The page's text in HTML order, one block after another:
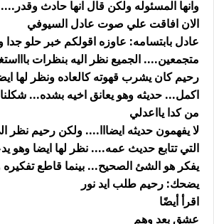
وانها المسئوله ولكن قال انها حادث
الان افاقت علي صوت عادل السيوفي
عادل بابتسامه: عاوزه اقولكم خبر حلو جدا
متجمعين.... الجميع نظر اليه بنظرات
رحيم كان يشرب قهوته كالعاده ونظر لها
اكمل... حديثه وهو يعانق اخيه بشده... شكلنا
من كدا يااعدلي
لا يفهمون حديثه ايضااا.... ولكن رحيم نظر
التي تتابع حديث عمه.... نظر لها ايضا وهو
يفكر هو الشئ الصحيح... بينما قاطع تفكيره
يضحك: رحيم طلب ايد نور
اقرأ أيضًا
عشق بعد وهم